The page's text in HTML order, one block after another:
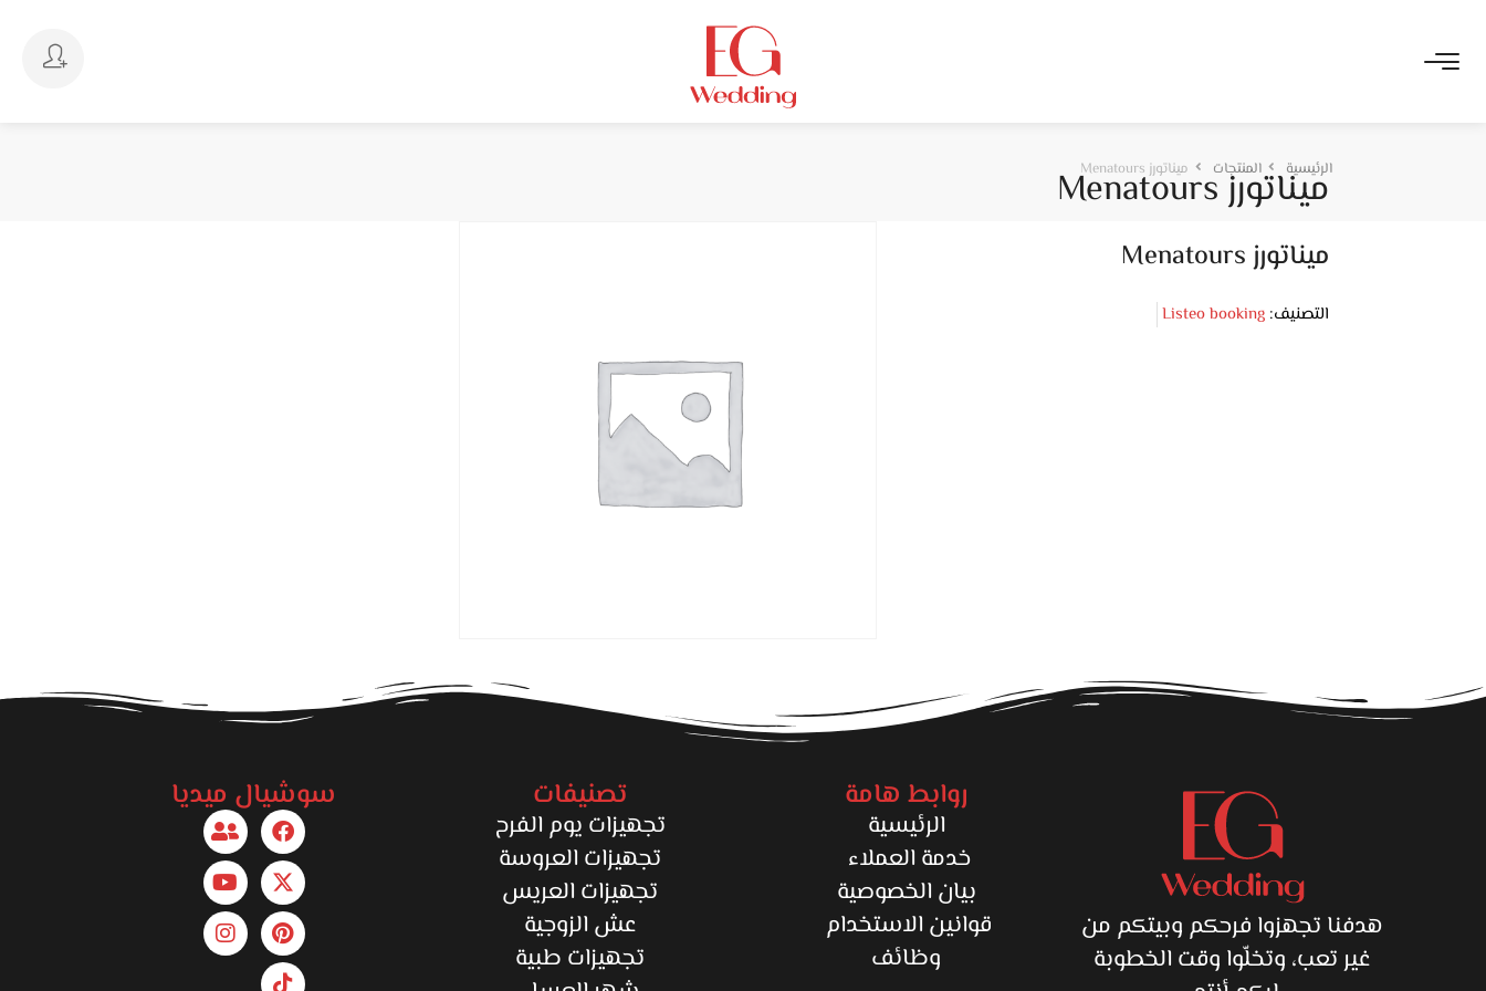
ميناتورز Menatours
الرئيسية المنتجات ميناتورز Menatours
ميناتورز Menatours
التصنيف: Listeo booking
هدفنا تجهزوا فرحكم وبيتكم من
غير تعب، وتخلّوا وقت الخطوبة
روابط هامة
الرئيسية
خدمة العملاء
بيان الخصوصية
قوانين الاستخدام
وظائف
تصنيفات
تجهيزات يوم الفرح
تجهيزات العروسة
تجهيزات العريس
عش الزوجية
تجهيزات طبية
سوشيال ميديا